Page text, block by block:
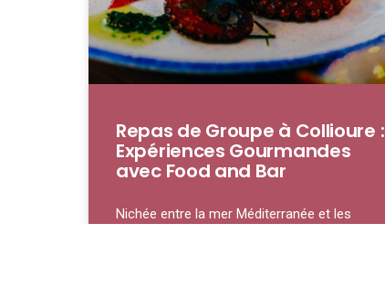
Repas de Groupe à Collioure :
Expériences Gourmandes
avec Food and Bar
Nichée entre la mer Méditerranée et les